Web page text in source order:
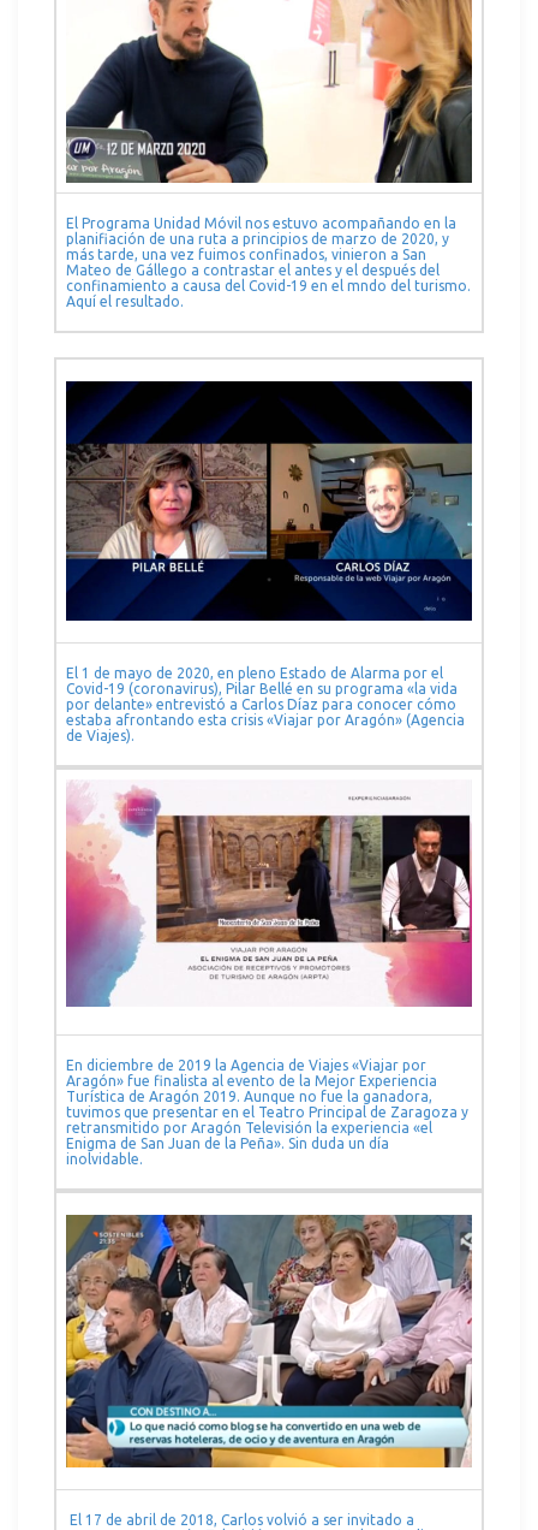
El Programa Unidad Móvil nos estuvo acompañando en la
planifiación de una ruta a principios de marzo de 2020, y
más tarde, una vez fuimos confinados, vinieron a San
Mateo de Gállego a contrastar el antes y el después del
confinamiento a causa del Covid-19 en el mndo del turismo.
Aquí el resultado.
El 1 de mayo de 2020, en pleno Estado de Alarma por el
Covid-19 (coronavirus), Pilar Bellé en su programa «la vida
por delante» entrevistó a Carlos Díaz para conocer cómo
estaba afrontando esta crisis «Viajar por Aragón» (Agencia
de Viajes).
En diciembre de 2019 la Agencia de Viajes «Viajar por
Aragón» fue finalista al evento de la Mejor Experiencia
Turística de Aragón 2019. Aunque no fue la ganadora,
tuvimos que presentar en el Teatro Principal de Zaragoza y
retransmitido por Aragón Televisión la experiencia «el
Enigma de San Juan de la Peña». Sin duda un día
inolvidable.
El 17 de abril de 2018, Carlos volvió a ser invitado a